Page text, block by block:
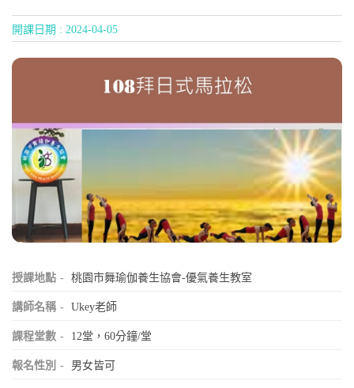
開課日期 : 2024-04-05
授課地點 桃園市舞瑜伽養生協會-優氣養生教室
講師名稱 Ukey老師
課程堂數 12堂，60分鐘/堂
報名性別 男女皆可